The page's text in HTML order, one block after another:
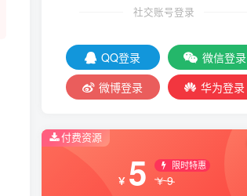
社交账号登录
QQ登录
微信登录
微博登录
华为登录
付费资源
￥ 5 限时特惠
￥9